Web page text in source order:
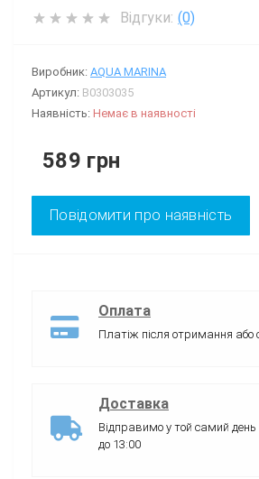
Відгуки: (0)
Виробник: AQUA MARINA
Артикул: B0303035
Наявність: Немає в наявності
589 грн
Повідомити про наявність
Оплата
Платіж після отримання або
Доставка
Відправимо у той самий
до 13:00